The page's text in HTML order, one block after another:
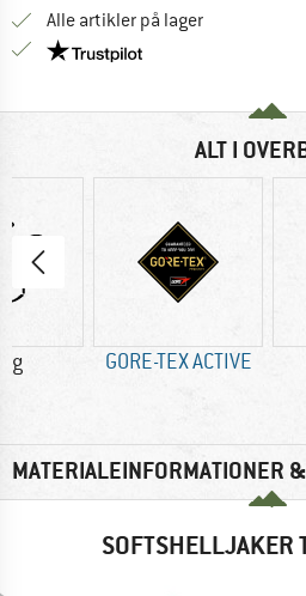
Alle artikler på lager
Vi er Trustpilot-
ALT I
g GORE-TEX ACTIVE
MATERIALEINFORMATIONER
SOFTSHELLJAKER